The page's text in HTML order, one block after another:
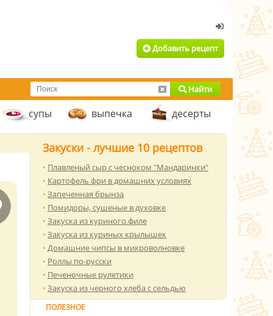
Добавить рецепт
Найти
супы выпечка десерты
Закуски - лучшие 10 рецептов
Плавленый сыр с чесноком "Мандаринки"
Картофель фри в домашних условиях
Запеченная брынза
Помидоры, сушеные в духовке
Закуска из куриного филе
Закуска из куриных крылышек
Домашние чипсы в микроволновке
Роллы по-русски
Печеночные рулетики
Закуска из черного хлеба с сельдью
ПОЛЕЗНОЕ